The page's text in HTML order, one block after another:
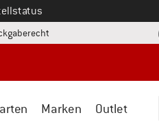
Gehe hier zu den
Marken Outlet